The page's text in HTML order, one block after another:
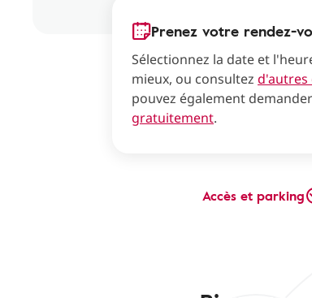
Prenez votre rendez-
Sélectionnez la date et
mieux, ou consultez d'autres
pouvez également
gratuitement.
Accès et parking